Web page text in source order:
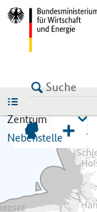
Zentrum
Nebenstelle+